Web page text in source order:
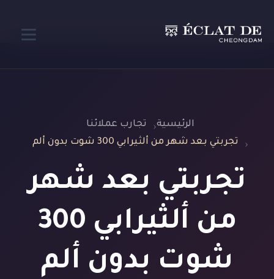
الرئيسية
تجارب عملائنا
تجربتي بعد شهر من ألثيرابي 300 شوت بدون ألم
تجربتي بعد شهر
من ألثيرابي 300
شوت بدون ألم